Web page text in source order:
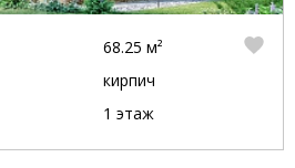
68.25 м²
кирпич
1 этаж